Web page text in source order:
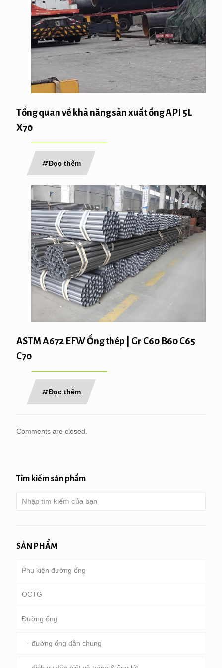
Tổng quan về khả năng sản xuất ống API 5L
X70
Đọc thêm
ASTM A672 EFW Ống thép | Gr C60 B60 C65
C70
Đọc thêm
Comments are closed.
Tìm kiếm sản phẩm
SẢN PHẨM
Phụ kiện đường ống
OCTG
Ống & vỏ bọc
Ống khoan
Đường ống
đường ống dẫn chung